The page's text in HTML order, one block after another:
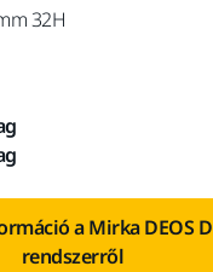
32H
a Mirka DEOS
rendszerről